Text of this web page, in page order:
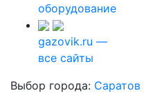
оборудование
gazovik.ru —
все сайты
Выбор города: Саратов